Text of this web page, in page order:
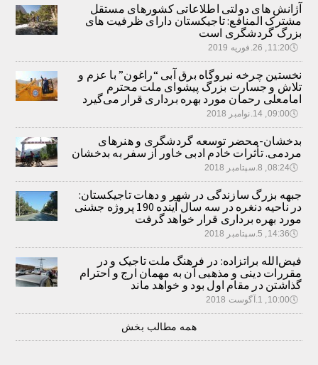
آژانش های دولتی اطلاعاتی کشورهای مستقل
مشترک المنافع: تاجیکستان دارای ظرفیت های
بزرگ گردشگری است
🕔11:20, 26.فوریه 2019
نخستین چرخه نیروگاه برق آبی “راغون” با عزم و
تلاش و جسارت بزرگ پیشوای ملت محترم
امامعلی رحمان مورد بهره برداری قرار می‌گیرد
🕔09:00, 14.نوامبر 2018
بدخشان-محضر توسعه گردشگری و هنرهای
مردمی. تأثرات خادم ادبی خاور از سفر به بدخشان
🕔08:24, 8.سپتامبر 2018
جبهه بزرگ سازندگی در شهر و دهات تاجیکستان:
در ناحیه دنغره در سه سال آینده 190 پروژه جشنی
مورد بهره برداری قرار خواهد گرفت
🕔14:36, 5.سپتامبر 2018
فیض‌الله براتزاده: در فرهنگ ملت تاجیک و در
مقررات دینی و مذهبی آن به مهمان ارج و احترام
گذاشتن در مقام اول بود و خواهد ماند
🕔10:00, 1.آگوست 2018
همه مطالب بخش